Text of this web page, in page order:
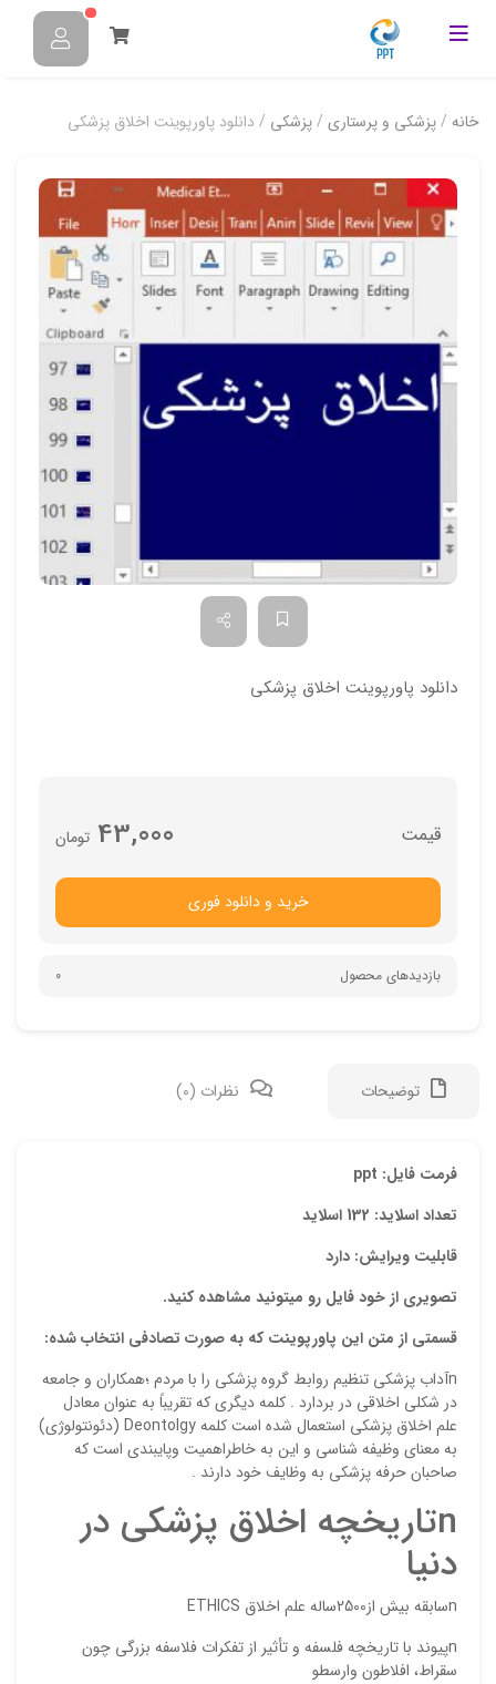
خانه /پزشکی و پرستاری /پزشکی / دانلود پاورپوینت اخلاق پزشکي
دانلود پاورپوینت اخلاق پزشکي
تومان 43,000
خرید و دانلود فوری
بازدیدهای محصول 0
توضیحات نظرات (0)
فرمت فایل: ppt
تعداد اسلاید: 132 اسلاید
قابلیت ویرایش: دارد
تصویری از خود فایل رو میتونید مشاهده کنید.
قسمتی از متن این پاورپوینت که به صورت تصادفی انتخاب شده:
nآداب پزشکی تنظیم روابط گروه پزشکی را با مردم ؛همکاران و جامعه
در شکلی اخلاقی در بردارد . کلمه دیگری که تقریباً به عنوان معادل
علم اخلاق پزشکی استعمال شده است کلمه Deontolgy (دئونتولوژی)
به معنای وظیفه شناسی و این به خاطراهمیت وپایبندی است که
صاحبان حرفه پزشکی به وظایف خود دارند .
nتاريخچه اخلاق پزشکي در
دنيا
nسابقه بيش از2500ساله علم اخلاق ETHICS
nپيوند با تاريخچه فلسفه و تأثير از تفکرات فلاسفه بزرگي چون
سقراط، افلاطون وارسطو